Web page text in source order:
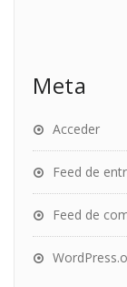
Meta
Acceder
Feed de
Feed de